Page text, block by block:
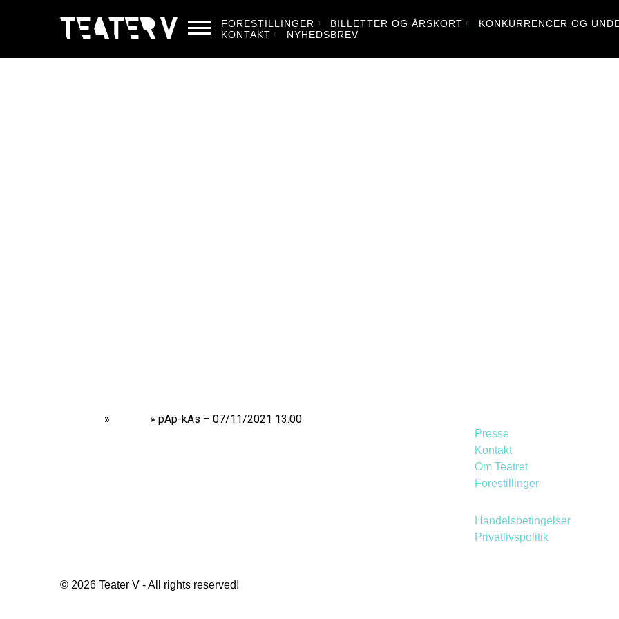
FORESTILLINGER BILLETTER OG ÅRSKORT KONKURRENCER OG
KONTAKT
NYHEDSBREV
» » pAp-kAs – 07/11/2021 13:00
Presse
Kontakt
Om Teatret
Forestillinger
Handelsbetingelser
Privatlivspolitik
© 2026 Teater V - All rights reserved!